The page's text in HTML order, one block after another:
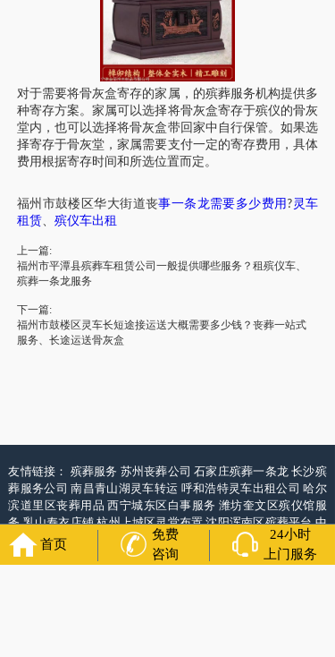
对于需要将骨灰盒寄存的家属，的殡葬服务机构提供多
种寄存方案。家属可以选择将骨灰盒寄存于殡仪的骨灰
堂内，也可以选择将骨灰盒带回家中自行保管。如果选
择寄存于骨灰堂，家属需要支付一定的寄存费用，具体
费用根据寄存时间和所选位置而定。
福州 市鼓楼区华大街道丧事一条龙需要多少费用 ? 灵车
租赁、 殡仪车出租
上一篇:
福州市平潭县殡葬车租赁公司一般提供哪些服务？租殡仪车、
殡葬一条龙服务
下一篇:
福州市鼓楼区灵车长短途接运送大概需要多少钱？丧葬一站式
服务、长途运送骨灰盒
友情链接： 殡葬服务 苏州丧葬公司石家庄殡葬一条龙长沙殡
葬服务公司南昌青山湖灵车转运 呼和浩特灵车出租公司哈尔
滨道里区丧葬用品西宁城东区白事服务潍坊奎文区殡仪馆服
务乳山寿衣店铺杭州上城区灵堂布置沈阳浑南区殡葬平台中
国墓地网中国非急救转运网网站建设 中国殡葬一条龙网中国
救护车网
葬花服务网
首页
免费
咨询
24小时
上门服务